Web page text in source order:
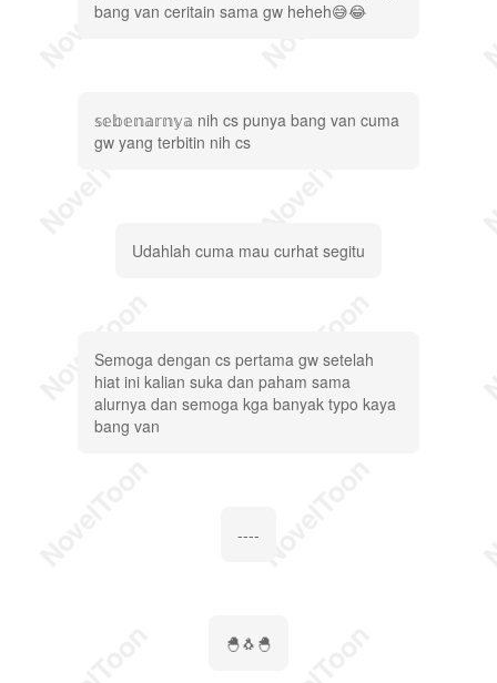
bang van ceritain sama gw heheh😅😂
𝕤𝕖𝕓𝕖𝕟𝕒𝕣𝕟𝕪𝕒 nih cs punya bang van cuma
gw yang terbitin nih cs
Udahlah cuma mau curhat segitu
Semoga dengan cs pertama gw setelah
hiat ini kalian suka dan paham sama
alurnya dan semoga kga banyak typo kaya
bang van
----
🐣🐧🐣